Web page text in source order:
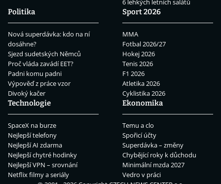
Politika
Nová superdávka: kdo na ní
dosáhne?
Sjezd sudetských Němců
Proč vláda zavádí EET?
Padni komu padni
Výpověď z práce vzor
Divoký kačer
Sport 2026
MMA
Fotbal 2026/27
Hokej 2026
Tenis 2026
F1 2026
Atletika 2026
Cyklistika 2026
Technologie
SpaceX na burze
Nejlepší telefony
Nejlepší AI zdarma
Nejlepší chytré hodinky
Nejlepší VPN – srovnání
Netflix filmy a seriály
Ekonomika
Temu a clo
Spořicí účty
Superdávka – změny
Chybějící roky k důchodu
Minimální mzda 2027
Vedro v práci